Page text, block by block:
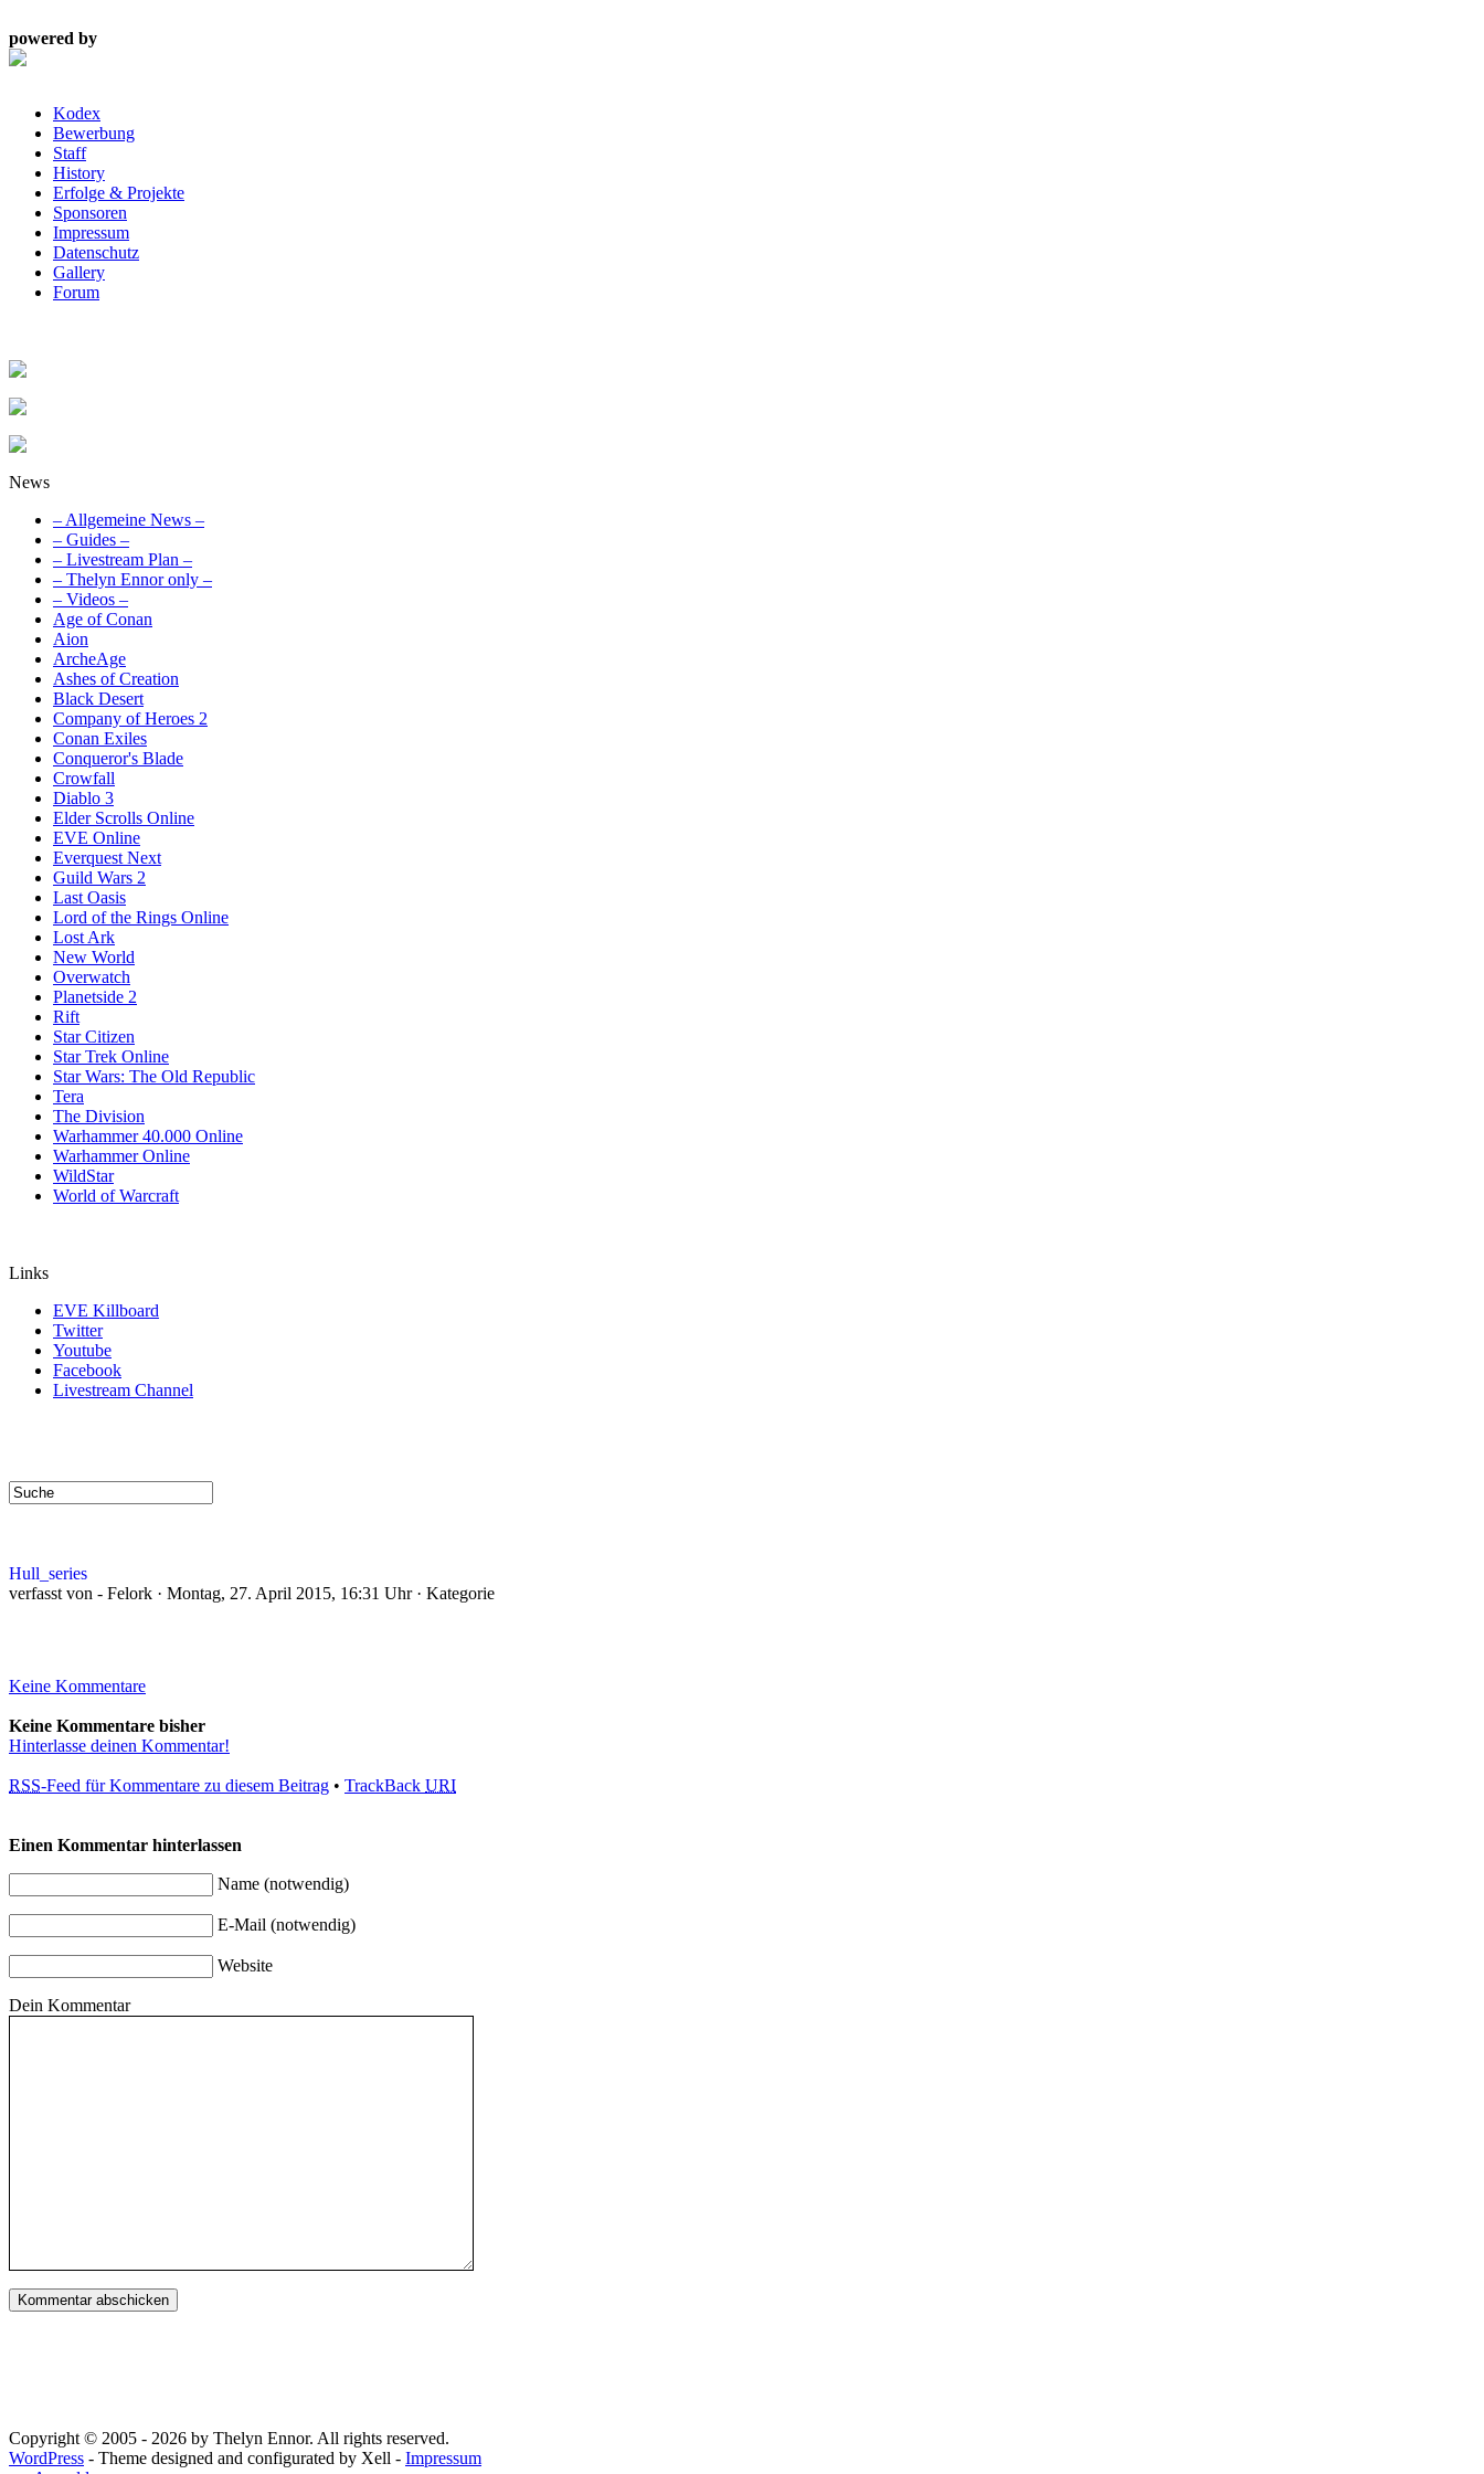
powered by
Kodex
Bewerbung
Staff
History
Erfolge & Projekte
Sponsoren
Impressum
Datenschutz
Gallery
Forum
News
– Allgemeine News –
– Guides –
– Livestream Plan –
– Thelyn Ennor only –
– Videos –
Age of Conan
Aion
ArcheAge
Ashes of Creation
Black Desert
Company of Heroes 2
Conan Exiles
Conqueror's Blade
Crowfall
Diablo 3
Elder Scrolls Online
EVE Online
Everquest Next
Guild Wars 2
Last Oasis
Lord of the Rings Online
Lost Ark
New World
Overwatch
Planetside 2
Rift
Star Citizen
Star Trek Online
Star Wars: The Old Republic
Tera
The Division
Warhammer 40.000 Online
Warhammer Online
WildStar
World of Warcraft
Links
EVE Killboard
Twitter
Youtube
Facebook
Livestream Channel
Hull_series
verfasst von - Felork · Montag, 27. April 2015, 16:31 Uhr · Kategorie
Keine Kommentare
Keine Kommentare bisher
Hinterlasse deinen Kommentar!
RSS-Feed für Kommentare zu diesem Beitrag • TrackBack URI
Einen Kommentar hinterlassen
Name (notwendig)
E-Mail (notwendig)
Website
Dein Kommentar
Copyright © 2005 - 2026 by Thelyn Ennor. All rights reserved.
WordPress - Theme designed and configurated by Xell - Impressum